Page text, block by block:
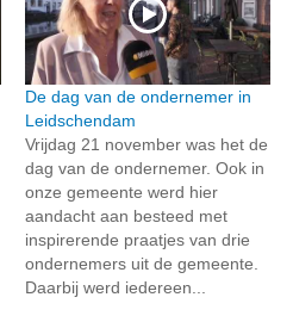
De dag van de ondernemer in
Leidschendam
Vrijdag 21 november was het de
dag van de ondernemer. Ook in
onze gemeente werd hier
aandacht aan besteed met
inspirerende praatjes van drie
ondernemers uit de gemeente.
Daarbij werd iedereen...